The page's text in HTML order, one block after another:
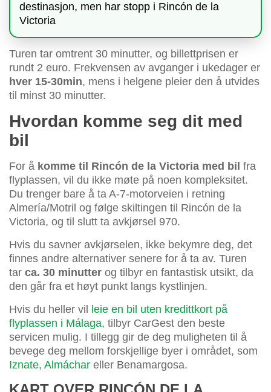
destinasjon, men har stopp i Rincón de la
Victoria
Turen tar omtrent 30 minutter, og billettprisen er
rundt 2 euro. Frekvensen av avganger i ukedager er
hver 15-30min, mens i helgene pleier den å utvides
til minst 30 minutter.
Hvordan komme seg dit med
bil
For å komme til Rincón de la Victoria med bil fra
flyplassen, vil du ikke møte på noen kompleksitet.
Du trenger bare å ta A-7-motorveien i retning
Almería/Motril og følge skiltingen til Rincón de la
Victoria, og til slutt ta avkjørsel 970.
Hvis du savner avkjørselen, ikke bekymre deg, det
finnes andre alternativer senere for å ta av. Turen
tar ca. 30 minutter og tilbyr en fantastisk utsikt, da
den går fra et høyt punkt langs kystlinjen.
Hvis du heller vil
leie en bil uten kredittkort på
flyplassen i Málaga, tilbyr CarGest den beste
servicen mulig. I tillegg gir de deg muligheten til å
bevege deg mellom forskjellige byer i området, som
Iznate, Almáchar eller Benamargosa.